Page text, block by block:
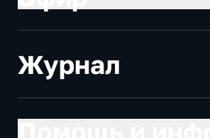
Журнал